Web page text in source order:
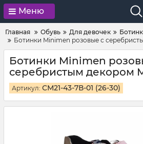
Меню
Главная Обувь Для девочек
Ботинки Minimen розовые с
Ботинки Minimen
серебристым декором
Артикул: СМ21-43-7В-01 (26-30)